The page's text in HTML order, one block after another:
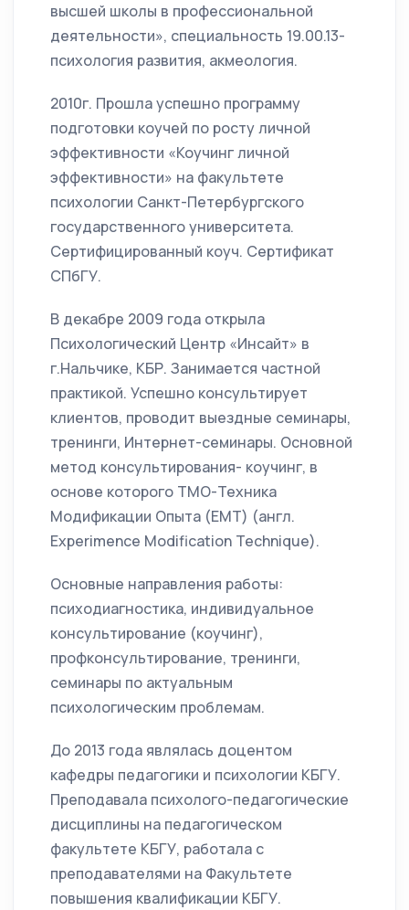
высшей школы в профессиональной
деятельности», специальность 19.00.13-
психология развития, акмеология.
2010г. Прошла успешно программу
подготовки коучей по росту личной
эффективности «Коучинг личной
эффективности» на факультете
психологии Санкт-Петербургского
государственного университета.
Сертифицированный коуч. Сертификат
СПбГУ.
В декабре 2009 года открыла
Психологический Центр «Инсайт» в
г.Нальчике, КБР. Занимается частной
практикой. Успешно консультирует
клиентов, проводит выездные семинары,
тренинги, Интернет-семинары. Основной
метод консультирования- коучинг, в
основе которого ТМО-Техника
Модификации Опыта (EMT) (англ.
Experimence Modification Technique).
Основные направления работы:
психодиагностика, индивидуальное
консультирование (коучинг),
профконсультирование, тренинги,
семинары по актуальным
психологическим проблемам.
До 2013 года являлась доцентом
кафедры педагогики и психологии КБГУ.
Преподавала психолого-педагогические
дисциплины на педагогическом
факультете КБГУ, работала с
преподавателями на Факультете
повышения квалификации КБГУ.